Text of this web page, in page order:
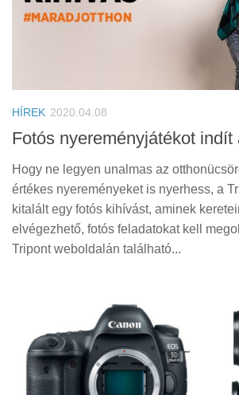
HÍREK 2020.04.08
Fotós nyereményjátékot indít
Hogy ne legyen unalmas az
értékes nyereményeket is nyerhess, a
kitalált egy fotós kihívást, aminek
elvégezhető, fotós feladatokat kell
Tripont weboldalán található...